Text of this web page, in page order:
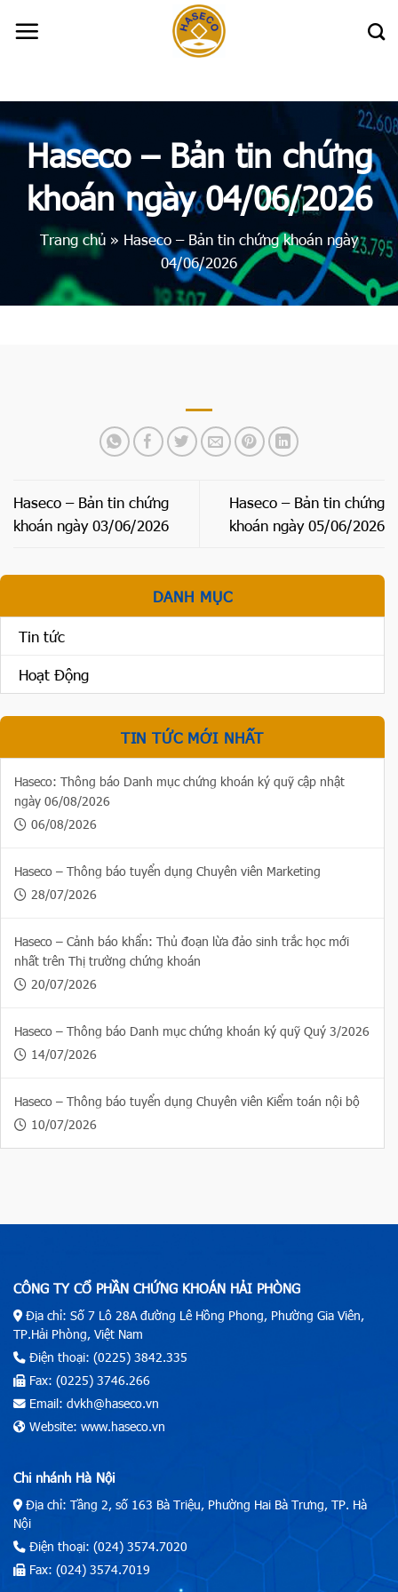
Haseco – Bản tin chứng
khoán ngày 04/06/2026
Trang chủ » Haseco – Bản tin chứng khoán ngày
04/06/2026
Haseco – Bản tin chứng
khoán ngày 03/06/2026
Haseco – Bản tin chứng
khoán ngày 05/06/2026
DANH MỤC
Tin tức
Hoạt Động
TIN TỨC MỚI NHẤT
Haseco: Thông báo Danh mục chứng khoán ký quỹ cập nhật
ngày 06/08/2026
06/08/2026
Haseco – Thông báo tuyển dụng Chuyên viên Marketing
28/07/2026
Haseco – Cảnh báo khẩn: Thủ đoạn lừa đảo sinh trắc học mới
nhất trên Thị trường chứng khoán
20/07/2026
Haseco – Thông báo Danh mục chứng khoán ký quỹ Quý 3/2026
14/07/2026
Haseco – Thông báo tuyển dụng Chuyên viên Kiểm toán nội bộ
10/07/2026
CÔNG TY CỔ PHẦN CHỨNG KHOÁN HẢI PHÒNG
Địa chỉ: Số 7 Lô 28A đường Lê Hồng Phong, Phường Gia Viên,
TP.Hải Phòng, Việt Nam
Điện thoại: (0225) 3842.335
Fax: (0225) 3746.266
Email: dvkh@haseco.vn
Website: www.haseco.vn
Chi nhánh Hà Nội
Địa chỉ: Tầng 2, số 163 Bà Triệu, Phường Hai Bà Trưng, TP. Hà
Nội
Điện thoại: (024) 3574.7020
Fax: (024) 3574.7019